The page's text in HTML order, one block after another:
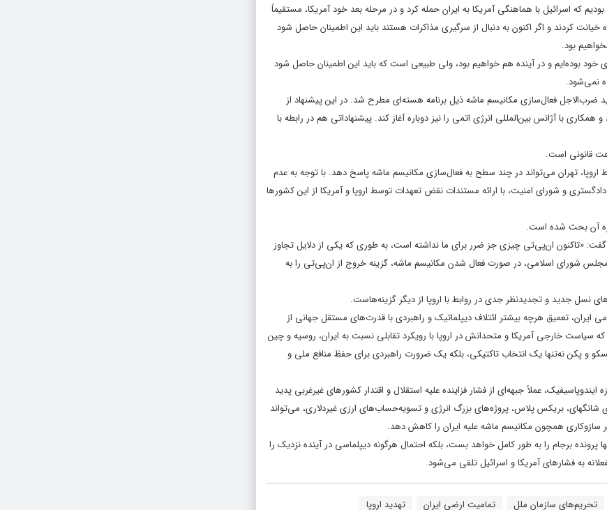
اسرائیل با هماهنگی آمریکا به ایران حمله کرد و در مرحله بعد خود آمریکا، مستقیماً
کردند و اگر اکنون به دنبال از سرگیری مذاکرات هستند باید این اطمینان حاصل شود
بود.
بوده‌ایم و در آینده هم خواهیم بود، ولی طبیعی است که باید این اطمینان حاصل شود
نمی‌شود.
ضرب‌الاجل فعال‌سازی مکانیسم ماشه ذیل برنامه هسته‌ای مطرح شد. در این پیشنهاد از
با آژانس بین‌المللی انرژی اتمی را نیز دوباره آغاز کند. پیشنهاداتی هم در رابطه با
قانونی است.
اروپا، تهران می‌تواند در چند سطح به فعال‌سازی مکانیسم ماشه پاسخ دهد. با توجه به عدم
دادگستری و شورای امنیت، با ارائه مستندات نقض تعهدات توسط اروپا و آمریکا از این کشورها
آن بحث شده است.
«تاکنون ان‌پی‌تی چیزی جز ضرر برای ما نداشته است، به طوری که یکی از دلایل تجاوز
مجلس شورای اسلامی،‌ در صورت فعال شدن مکانیسم ماشه، گزینه خروج از ‌ان‌پی‌تی را به
نسل جدید و تجدیدنظر جدی در روابط با اروپا از دیگر گزینه‌هاست.
تعمیق هرچه بیشتر ائتلاف دیپلماتیک و راهبردی با قدرت‌های مستقل جهانی از
خارجی آمریکا و متحدانش در اروپا با رویکرد تقابلی نسبت به ایران، روسیه و چین
و پکن نه‌تنها یک انتخاب تاکتیکی، بلکه یک ضرورت راهبردی برای حفظ منافع ملی و
عملاً جبهه‌ای از فشار فزاینده علیه استقلال و اقتدار کشورهای غیرغربی پدید
بریکس پلاس، پروژه‌های بزرگ انرژی و تسویه‌حساب‌های ارزی غیردلاری، می‌تواند
سازوکاری همچون مکانیسم ماشه علیه ایران را کاهش دهد.
برجام را به طور کامل خواهد بست، بلکه احتمال هرگونه دیپلماسی در آینده نزدیک را
به فشارهای آمریکا و اسرائیل تلقی می‌شود.
تحریم‌های سازمان ملل تمامیت ارضی ایران تهدید اروپا